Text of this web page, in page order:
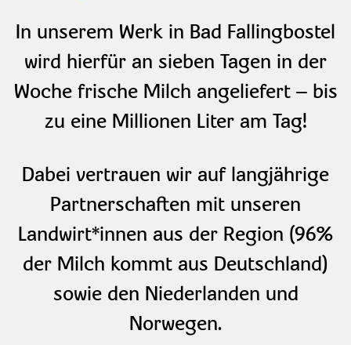
In unserem Werk in Bad Fallingbostel
wird hierfür an sieben Tagen in der
Woche frische Milch angeliefert – bis
zu eine Millionen Liter am Tag!
Dabei vertrauen wir auf langjährige
Partnerschaften mit unseren
Landwirt*innen aus der Region (96%
der Milch kommt aus Deutschland)
sowie den Niederlanden und
Norwegen.